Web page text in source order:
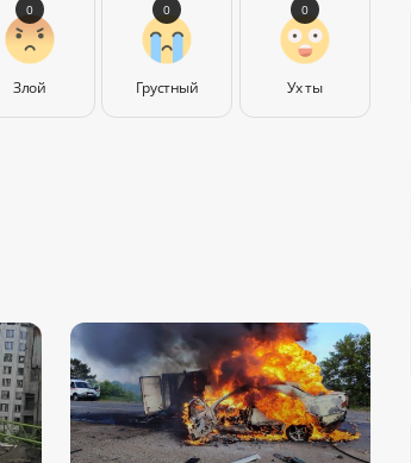
Злой
0
Грустный
0
Ух ты
0